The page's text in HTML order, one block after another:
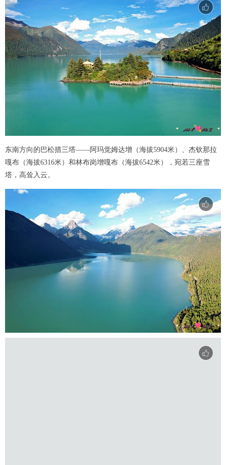
东南方向的巴松措三塔——阿玛觉姆达增（海拔5904米）、杰钦那拉
嘎布（海拔6316米）和林布岗增嘎布（海拔6542米），宛若三座雪
塔，高耸入云。